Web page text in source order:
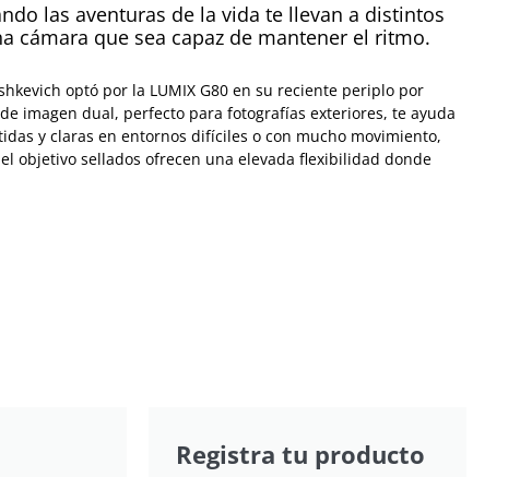
las aventuras de la vida te llevan a distintos
cámara que sea capaz de mantener el ritmo.
optó por la LUMIX G80 en su reciente periplo por
imagen dual, perfecto para fotografías exteriores, te ayuda
y claras en entornos difíciles o con mucho movimiento,
objetivo sellados ofrecen una elevada flexibilidad donde
Registra tu producto